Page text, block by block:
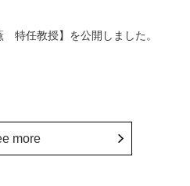
任教授】を公開しました。
more